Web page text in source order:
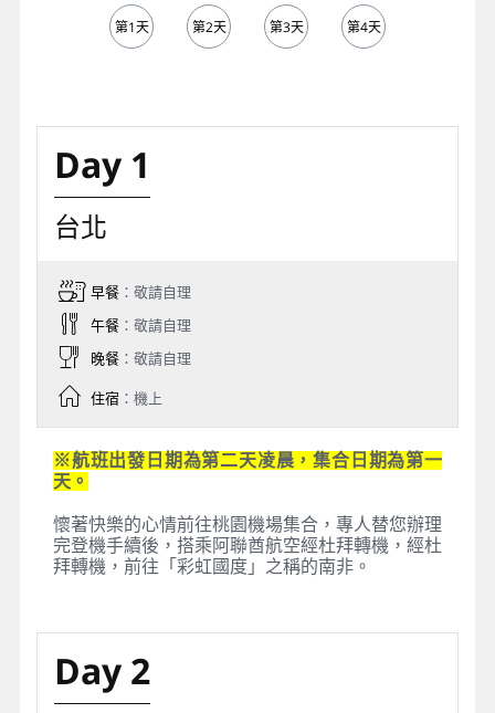
第1天 第2天 第3天 第4天
Day 1
台北
早餐：敬請自理
午餐：敬請自理
晚餐：敬請自理
住宿：機上
※航班出發日期為第二天凌晨，集合日期為第一
天。
懷著快樂的心情前往桃園機場集合，專人替您辦理
完登機手續後，搭乘阿聯酋航空經杜拜轉機，經杜
拜轉機，前往「彩虹國度」之稱的南非。
Day 2